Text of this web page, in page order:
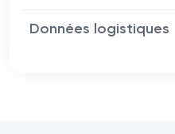
Données logistiques